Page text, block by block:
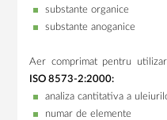
substante organice
substante anoganice
Aer comprimat pentru
ISO 8573-2:2000:
analiza cantitativa a
numar de elemente